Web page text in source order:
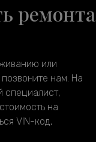
ремонта
или
нам. На
специалист,
на
VIN-код,